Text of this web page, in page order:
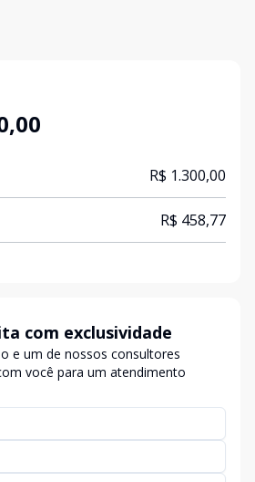
R$ 1.300,00
R$ 458,77
com exclusividade
e um de nossos consultores
você para um atendimento